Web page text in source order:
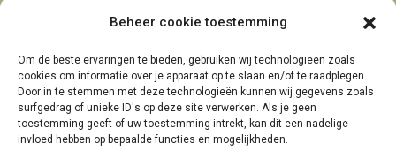
Beheer cookie toestemming
Om de beste ervaringen te bieden, gebruiken wij technologieën zoals
cookies om informatie over je apparaat op te slaan en/of te raadplegen.
Door in te stemmen met deze technologieën kunnen wij gegevens zoals
surfgedrag of unieke ID's op deze site verwerken. Als je geen
toestemming geeft of uw toestemming intrekt, kan dit een nadelige
invloed hebben op bepaalde functies en mogelijkheden.
Namens Mij
Blog
Algemene voorwaarden
Privacybeleid